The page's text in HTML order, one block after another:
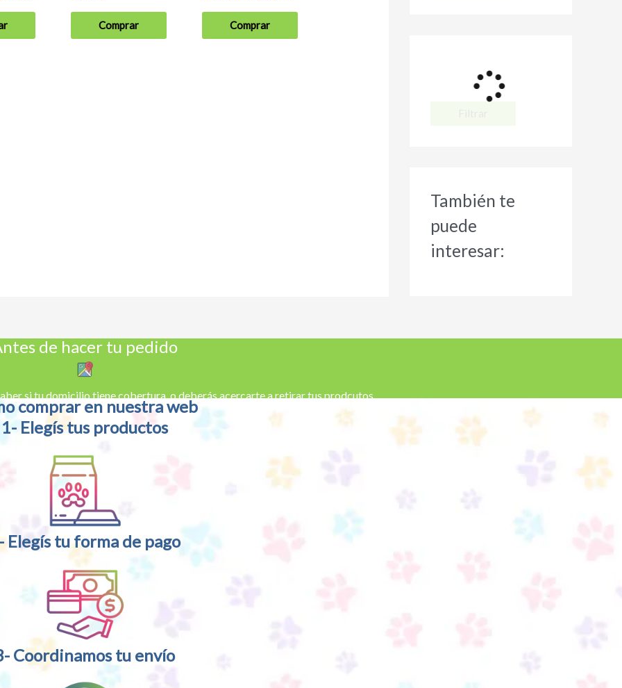
Comprar Comprar
También te
puede
interesar:
de hacer tu pedido
si tu domicilio tiene cobertura, o deberás acercarte a retirar tus prodcutos.
comprar en nuestra web
1- Elegís tus productos
Elegís tu forma de pago
Coordinamos tu envío